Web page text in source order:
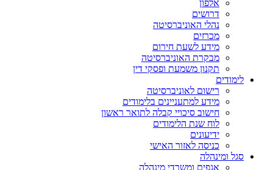
אלפון
דרושים
נהלי האוניברסיטה
מכרזים
מידע לשעת חירום
מבקרת האוניברסיטה
תקנון משמעת ופסקי דין
לימודים
רישום לאוניברסיטה
מידע למתעניינים בלימודים
חישוב סיכויי קבלה לתואר ראשון
לוח שנת הלימודים
ידיעונים
כניסה לאזור האישי
סגל ומינהלה
אגפים ומשרדי מינהלה